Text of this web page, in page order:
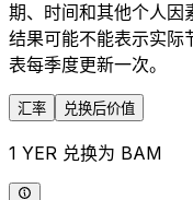
期、时间和其他个人因
结果可能不能表示实际
表每季度更新一次。
汇率 兑换后价值
1 YER 兑换为 BAM